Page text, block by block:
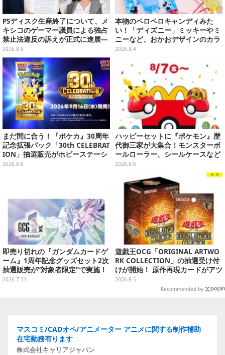
PSディスク生産終了について、メ
キシコのゲーマー議員による独占
禁止法違反の訴えが正式に進展―
「テクノロジーは自由を拡大する
ために役立つべき」
2026.8.6
本物のペロペロキャンディみた
い！「ディズニー」ミッキーやミ
ニーなど、おかおデザインのカラ
フルチャーム全10種が8月31日発
2026.8.4
まだ間に合う！『ポケカ』30周年
記念拡張パック「30th CELEBRAT
ION」抽選販売がホビーステーシ
ョンで実施中、8月6日まで
2026.8.6
ハッピーセットに『ポケモン』歴
代御三家が大集合！モンスターボ
ールローラー、シールケースなど
全12種
2026.8.6
即売り切れの『ガンダムカードゲ
ーム』1周年記念グッズセット2次
抽選販売が“対象者限定”で実施！
プレバン全会員向け3次抽選も
2026.7.31
遊戯王OCG「ORIGINAL ARTWO
RK COLLECTION」の抽選受け付
けが開始！ 原作再現カードがアツ
いスペシャルパック
2026.8.5
Recommended by
マスコミ/CADオペ/アニメーター アニメに関する制作補助
在宅勤務有ります
株式会社キャリアジャパン